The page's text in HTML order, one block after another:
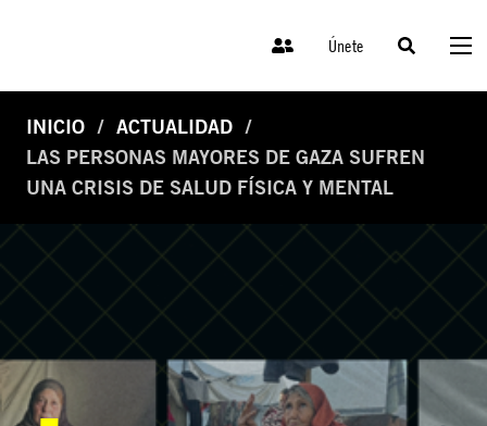
Únete
INICIO
ACTUALIDAD
LAS PERSONAS MAYORES DE GAZA SUFREN
UNA CRISIS DE SALUD FÍSICA Y MENTAL